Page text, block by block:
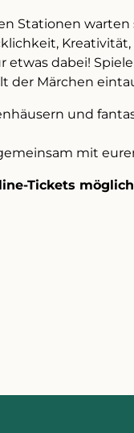
Stationen
etwas dabei!
der Märchen
und
mit
Tickets